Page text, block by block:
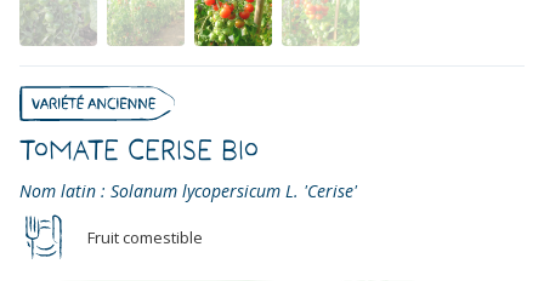
Tomate Cerise bio
Nom latin : Solanum lycopersicum L. 'Cerise'
Fruit comestible